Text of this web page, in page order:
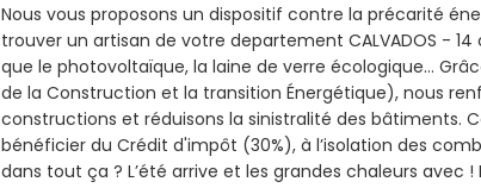
Nous vous proposons un dispositif contre la précarité
trouver un artisan de votre departement CALVADOS -
que le photovoltaïque, la laine de verre écologique...
de la Construction et la transition Énergétique), nous
constructions et réduisons la sinistralité des bâtiments.
bénéficier du Crédit d'impôt (30%), à l’isolation des
dans tout ça ? L’été arrive et les grandes chaleurs avec !